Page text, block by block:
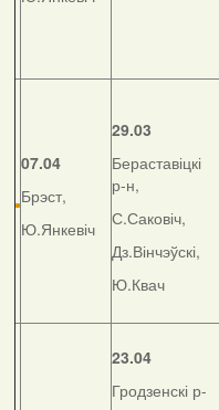
07.04
Брэст,
Ю.Янкевіч
29.03
Бераставіцкі
р-н,
С.Саковіч,
Дз.Вінчэўскі,
Ю.Квач
23.04
Гродзенскі р-